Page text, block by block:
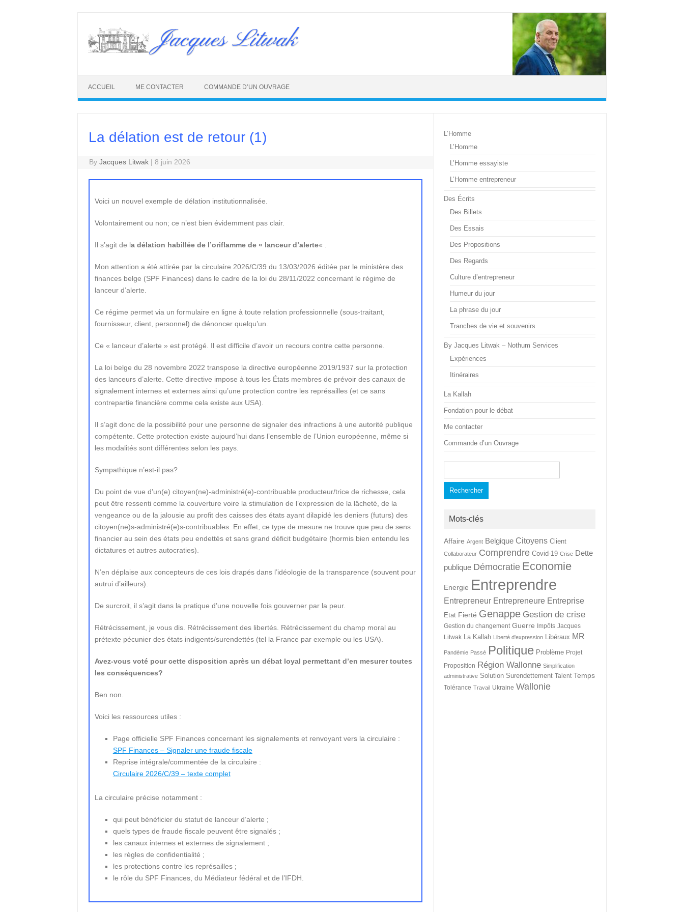
content
Jacques Litwak
ACCUEIL ME CONTACTER COMMANDE D’UN OUVRAGE
La délation est de retour (1)
ByJacques Litwak | 8 juin 2026
Voici un nouvel exemple de délation institutionnalisée.
Volontairement ou non; ce n’est bien évidemment pas clair.
Il s’agit de la délation habillée de l’oriflamme de « lanceur d’alerte« .
Mon attention a été attirée par la circulaire 2026/C/39 du 13/03/2026 éditée par le ministère des
finances belge (SPF Finances) dans le cadre de la loi du 28/11/2022 concernant le régime de
lanceur d’alerte.
Ce régime permet via un formulaire en ligne à toute relation professionnelle (sous-traitant,
fournisseur, client, personnel) de dénoncer quelqu’un.
Ce « lanceur d’alerte » est protégé. Il est difficile d’avoir un recours contre cette personne.
La loi belge du 28 novembre 2022 transpose la directive européenne 2019/1937 sur la protection
des lanceurs d’alerte. Cette directive impose à tous les États membres de prévoir des canaux de
signalement internes et externes ainsi qu’une protection contre les représailles (et ce sans
contrepartie financière comme cela existe aux USA).
Il s’agit donc de la possibilité pour une personne de signaler des infractions à une autorité publique
compétente. Cette protection existe aujourd’hui dans l’ensemble de l’Union européenne, même si
les modalités sont différentes selon les pays.
Sympathique n’est-il pas?
Du point de vue d’un(e) citoyen(ne)-administré(e)-contribuable producteur/trice de richesse, cela
peut être ressenti comme la couverture voire la stimulation de l’expression de la lâcheté, de la
vengeance ou de la jalousie au profit des caisses des états ayant dilapidé les deniers (futurs) des
citoyen(ne)s-administré(e)s-contribuables. En effet, ce type de mesure ne trouve que peu de sens
financier au sein des états peu endettés et sans grand déficit budgétaire (hormis bien entendu les
dictatures et autres autocraties).
N’en déplaise aux concepteurs de ces lois drapés dans l’idéologie de la transparence (souvent pour
autrui d’ailleurs).
De surcroit, il s’agit dans la pratique d’une nouvelle fois gouverner par la peur.
Rétrécissement, je vous dis. Rétrécissement des libertés. Rétrécissement du champ moral au
prétexte pécunier des états indigents/surendettés (tel la France par exemple ou les USA).
Avez-vous voté pour cette disposition après un débat loyal permettant d’en mesurer toutes
les conséquences?
Ben non.
Voici les ressources utiles :
Page officielle SPF Finances concernant les signalements et renvoyant vers la circulaire :
SPF Finances – Signaler une fraude fiscale
Reprise intégrale/commentée de la circulaire :
Circulaire 2026/C/39 – texte complet
La circulaire précise notamment :
qui peut bénéficier du statut de lanceur d’alerte ;
quels types de fraude fiscale peuvent être signalés ;
les canaux internes et externes de signalement ;
les règles de confidentialité ;
les protections contre les représailles ;
le rôle du SPF Finances, du Médiateur fédéral et de l’IFDH.
L’Homme
L’Homme
L’Homme essayiste
L’Homme entrepreneur
Des Écrits
Des Billets
Des Essais
Des Propositions
Des Regards
Culture d’entrepreneur
Humeur du jour
La phrase du jour
Tranches de vie et souvenirs
By Jacques Litwak – Nothum Services
Expériences
Itinéraires
La Kallah
Fondation pour le débat
Me contacter
Commande d’un Ouvrage
Mots-clés
Affaire Argent Belgique Citoyens Client
Collaborateur Comprendre Covid-19 Crise Dette
publique Démocratie Economie
Energie Entreprendre
Entrepreneur Entrepreneure Entreprise
Etat Fierté Genappe Gestion de crise
Gestion du changement Guerre Impôts Jacques
Litwak La Kallah Liberté d'expression Libéraux MR
Pandémie Passé Politique Problème Projet
Proposition Région Wallonne Simplification
administrative Solution Surendettement Talent Temps
Tolérance Travail Ukraine Wallonie